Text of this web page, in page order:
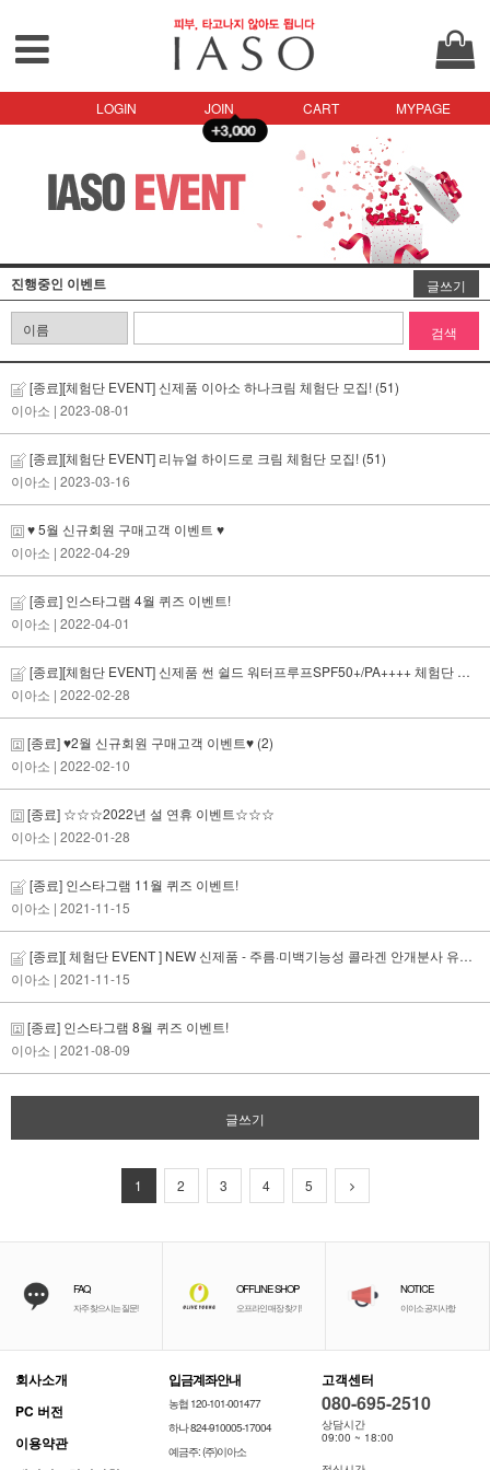
LOGIN JOIN CART MYPAGE
진행중인 이벤트 글쓰기
검색
[종료][체험단 EVENT] 신제품 이아소 하나크림 체험단 모집! (51)
이아소 | 2023-08-01
[종료][체험단 EVENT] 리뉴얼 하이드로 크림 체험단 모집! (51)
이아소 | 2023-03-16
♥ 5월 신규회원 구매고객 이벤트 ♥
이아소 | 2022-04-29
[종료] 인스타그램 4월 퀴즈 이벤트!
이아소 | 2022-04-01
[종료][체험단 EVENT] 신제품 썬 쉴드 워터프루프SPF50+/PA++++ 체험단 모집!
이아소 | 2022-02-28
[종료] ♥2월 신규회원 구매고객 이벤트♥ (2)
이아소 | 2022-02-10
[종료] ☆☆☆2022년 설 연휴 이벤트☆☆☆
이아소 | 2022-01-28
[종료] 인스타그램 11월 퀴즈 이벤트!
이아소 | 2021-11-15
[종료][ 체험단 EVENT ] NEW 신제품 - 주름·미백기능성 콜라겐 안개분사 유쓰미스트 체험단 모집
이아소 | 2021-11-15
[종료] 인스타그램 8월 퀴즈 이벤트!
이아소 | 2021-08-09
글쓰기
1 2 3 4 5
FAQ
자주 찾으시는 질문!
OFFLINE SHOP
오프라인 매장 찾기!
NOTICE
이이소 공지사항
회사소개
PC 버전
이용약관
입금계좌안내
농협 120-101-001477
하나 824-910005-17004
예금주: (주)이아소
고객센터
080-695-2510
상담시간
09:00 ~ 18:00